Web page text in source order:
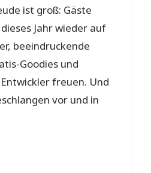
ist groß: Gäste
Jahr wieder auf
beeindruckende
Goodies und
freuen. Und
vor und in